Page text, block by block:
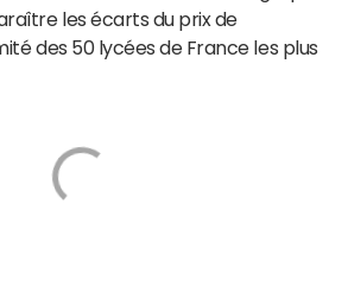
les écarts du prix de
des 50 lycées de France les plus